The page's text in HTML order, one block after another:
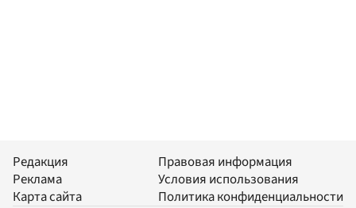
Редакция
Реклама
Карта сайта
Правовая информация
Условия использования
Политика конфиденциальности